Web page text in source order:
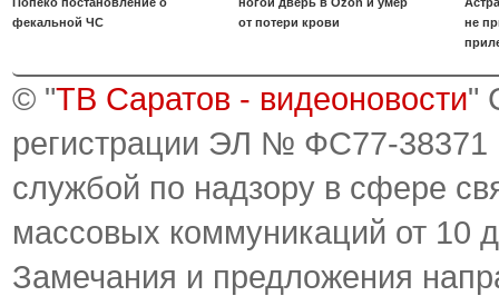
фекальной ЧС
от потери крови
не
© "ТВ Саратов - видеоновости"
регистрации ЭЛ № ФС77-38371
службой по надзору в сфере
массовых коммуникаций от 10
Замечания и предложения